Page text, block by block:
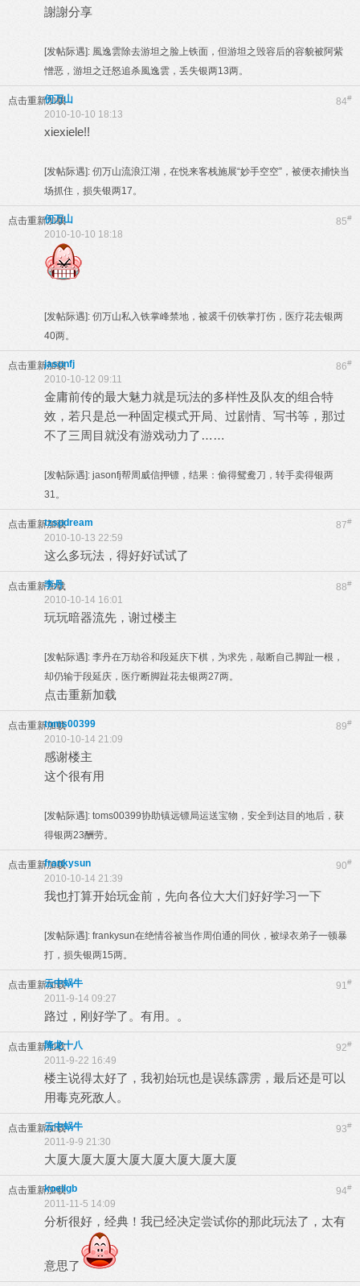
謝謝分享
[发帖际遇]: 風逸雲除去游坦之脸上铁面，但游坦之毁容后的容貌被阿紫
憎恶，游坦之迁怒追杀風逸雲，丢失银两13两。
点击重新加载 84#
仞万山
2010-10-10 18:13
xiexiele!!
[发帖际遇]: 仞万山流浪江湖，在悦来客栈施展“妙手空空”，被便衣捕快当
场抓住，损失银两17。
点击重新加载 85#
仞万山
2010-10-10 18:18
[发帖际遇]: 仞万山私入铁掌峰禁地，被裘千仞铁掌打伤，医疗花去银两
40两。
点击重新加载 86#
jasonfj
2010-10-12 09:11
金庸前传的最大魅力就是玩法的多样性及队友的组合特
效，若只是总一种固定模式开局、过剧情、写书等，那过
不了三周目就没有游戏动力了……
[发帖际遇]: jasonfj帮周威信押镖，结果：偷得鸳鸯刀，转手卖得银两
31。
点击重新加载 87#
tzspdream
2010-10-13 22:59
这么多玩法，得好好试试了
点击重新加载 88#
李丹
2010-10-14 16:01
玩玩暗器流先，谢过楼主
[发帖际遇]: 李丹在万劫谷和段延庆下棋，为求先，敲断自己脚趾一根，
却仍输于段延庆，医疗断脚趾花去银两27两。
点击重新加载
点击重新加载 89#
toms00399
2010-10-14 21:09
感谢楼主
这个很有用
[发帖际遇]: toms00399协助镇远镖局运送宝物，安全到达目的地后，获
得银两23酬劳。
点击重新加载 90#
frankysun
2010-10-14 21:39
我也打算开始玩金前，先向各位大大们好好学习一下
[发帖际遇]: frankysun在绝情谷被当作周伯通的同伙，被绿衣弟子一顿暴
打，损失银两15两。
点击重新加载 91#
云中蜗牛
2011-9-14 09:27
路过，刚好学了。有用。。
点击重新加载 92#
降龙十八
2011-9-22 16:49
楼主说得太好了，我初始玩也是误练霹雳，最后还是可以
用毒克死敌人。
点击重新加载 93#
云中蜗牛
2011-9-9 21:30
大厦大厦大厦大厦大厦大厦大厦大厦
点击重新加载 94#
koeilgb
2011-11-5 14:09
分析很好，经典！我已经决定尝试你的那此玩法了，太有
意思了